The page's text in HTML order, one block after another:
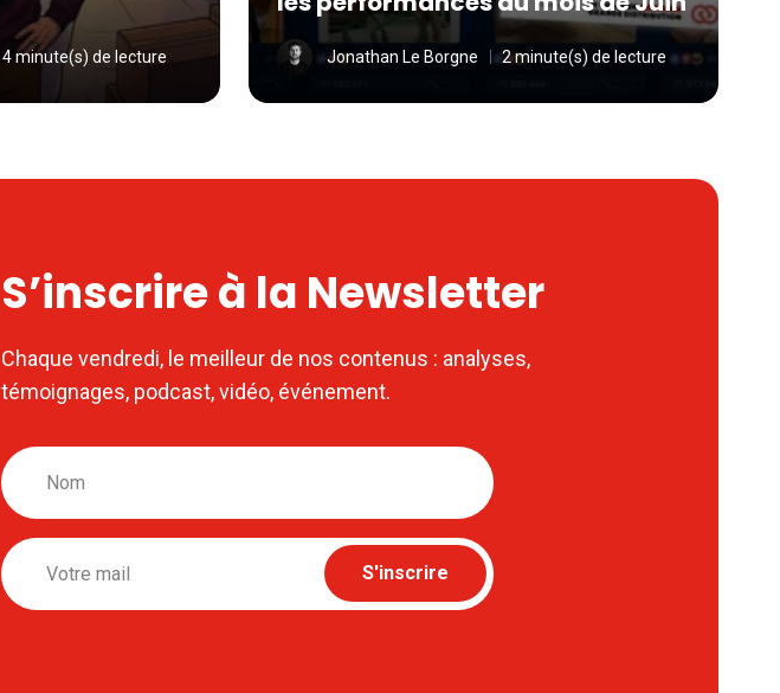
4 minute(s) de lecture Jonathan Le Borgne 2 minute(s) de lecture
S’inscrire à la Newsletter
Chaque vendredi, le meilleur de nos contenus : analyses,
témoignages, podcast, vidéo, événement.
Nom
Email
S'inscrire